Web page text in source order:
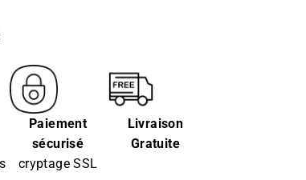
Paiement
sécurisé
cryptage SSL
Livraison
Gratuite